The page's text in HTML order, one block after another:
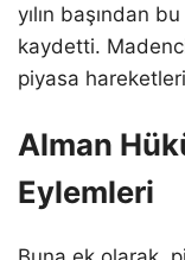
yılın başından
kaydetti.
piyasa
Alman
Eylemleri